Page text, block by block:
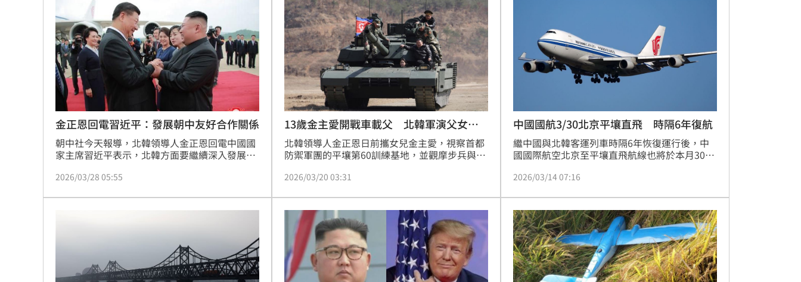
金正恩回電習近平：發展朝中友好合作關係
朝中社今天報導，北韓領導人金正恩回電中國國
家主席習近平表示，北韓方面要繼續深入發展兩
2026/03/28 05:55
13歲金主愛開戰車載父 北韓軍演父女同
框
北韓領導人金正恩日前攜女兒金主愛，視察首都
防禦軍團的平壤第60訓練基地，並觀摩步兵與坦
中，金主愛親自駕駛新型主戰坦克，車上載有金
人注目。此次軍演主要測試新型主戰坦克的「主
動防禦系統」（APS），成功攔截反戰車飛彈與
無人機，金正恩大讚其打擊力、機動力與自衛防
禦能力「舉世無雙」，並強調將廣泛部署以應對
現代戰爭。此次演習恰逢美韓「自由之盾」聯合
軍演落幕，而金主愛頻繁現身軍事場合，也持續
引發外界對其接班人身份的諸多臆測。
2026/03/20 03:31
中國國航3/30北京平壤直飛 時隔6年復航
繼中國與北韓客運列車時隔6年恢復運行後，中
國國際航空北京至平壤直飛航線也將於本月30日
在加速擴大人員往來。
2026/03/14 07:16